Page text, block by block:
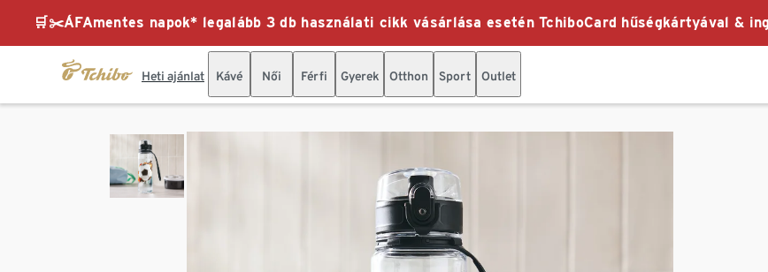
🛒✂️ÁFAmentes napok* legalább 3 db használati cikk vásárlása esetén TchiboCard hűségkártyával &
Heti ajánlat Kávé Női Férfi Gyerek Otthon Sport Outlet